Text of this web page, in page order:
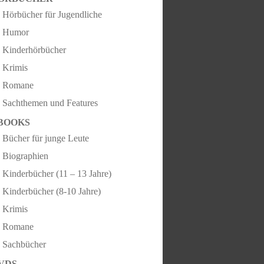
Hörbücher für Jugendliche
Humor
Kinderhörbücher
Krimis
Romane
Sachthemen und Features
Bücher für junge Leute
Biographien
Kinderbücher (11 – 13 Jahre)
Kinderbücher (8-10 Jahre)
Krimis
Romane
Sachbücher